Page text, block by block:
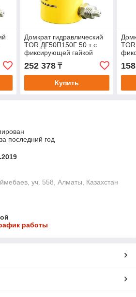
Домкрат гидравлический
TOR ДГ50П150Г 50 т с
фиксирующей гайкой
252 378₸
Купить
последний год
уч. 558, Алматы, Казахстан
работы